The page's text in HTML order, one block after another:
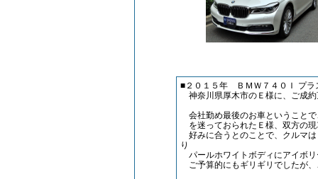
■２０１５年 ＢＭＷ７４０Ｉ プ
神奈川県厚木市のＥ様に、ご成
会社勤め最後のお車ということ
を迷っておられたＥ様、双方の
好みに合うとのことで、クルマ
り
パールホワイトボディにアイボ
ご予算的にもギリギリでしたが